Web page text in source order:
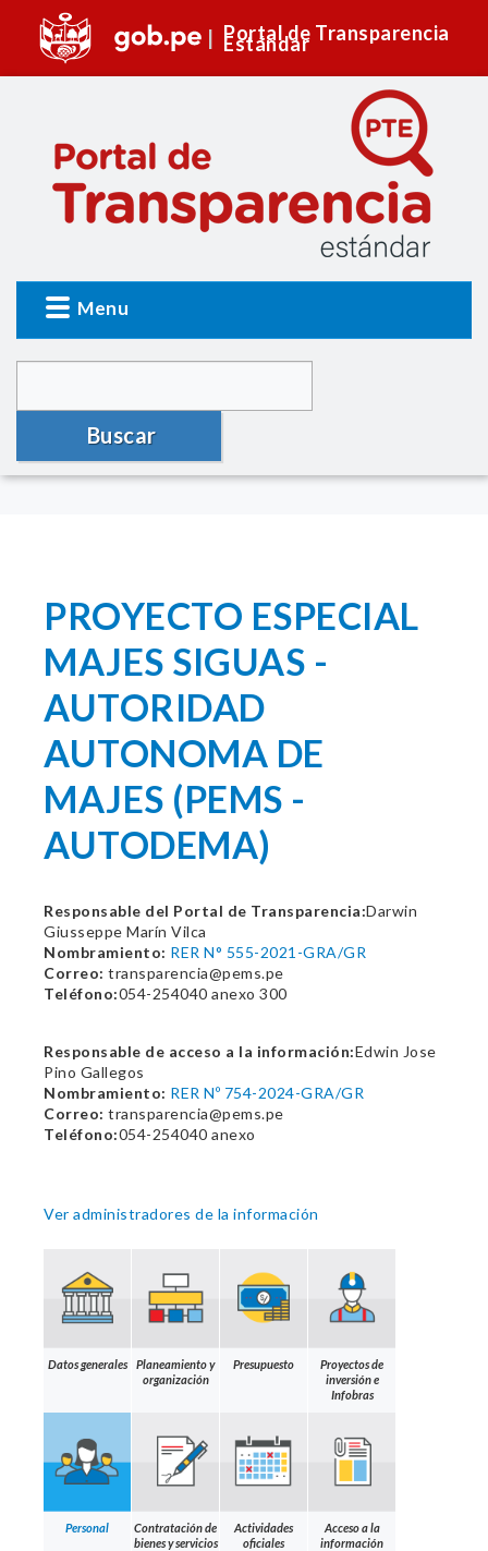
Portal de Transparencia
Estándar
Menu
Buscar
PROYECTO ESPECIAL
MAJES SIGUAS -
AUTORIDAD
AUTONOMA DE
MAJES (PEMS -
AUTODEMA)
Responsable del Portal de Transparencia:Darwin
Giusseppe Marín Vilca
Nombramiento: RER N° 555-2021-GRA/GR
Correo: transparencia@pems.pe
Teléfono:054-254040 anexo 300
Responsable de acceso a la información:Edwin Jose
Pino Gallegos
Nombramiento: RER Nº 754-2024-GRA/GR
Correo: transparencia@pems.pe
Teléfono:054-254040 anexo
Ver administradores de la información
Datos generales
Planeamiento y
organización
Presupuesto
Proyectos de
inversión e
Infobras
Personal
Contratación de
bienes y servicios
Actividades
oficiales
Acceso a la
información